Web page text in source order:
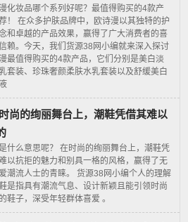
化妆品哪个系列好呢？最值得购买的4款产
！ 在众多护肤品牌中，欧诗漫以其独特的护
和卓越的产品效果，赢得了广大消费者的喜
赖。今天，我们货源38网小编就来深入探讨
最值得购买的4款产品，它们分别是美白淡
套装、珍珠奢颜柔肤水乳套装以及舒缓美白
尚的绚丽舞台上，潮鞋凭借其难以
什么意思呢？ 在时尚的绚丽舞台上，潮鞋凭
以抗拒的魅力和别具一格的风格，赢得了无
潮流人士的青睐。 货源38网小编个人的理解
是指具有潮流气息、设计新颖且能引领时尚
鞋子，深受年轻群体喜爱 。